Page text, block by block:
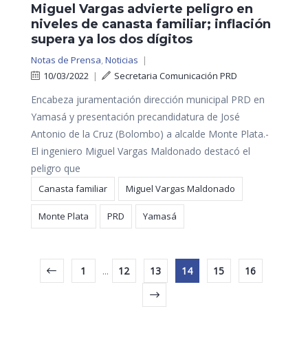
Miguel Vargas advierte peligro en
niveles de canasta familiar; inflación
supera ya los dos dígitos
Notas de Prensa,Noticias |
10/03/2022 | Secretaria Comunicación PRD
Encabeza juramentación dirección municipal PRD en
Yamasá y presentación precandidatura de José
Antonio de la Cruz (Bolombo) a alcalde Monte Plata.-
El ingeniero Miguel Vargas Maldonado destacó el
peligro que
Canasta familiar Miguel Vargas Maldonado
Monte Plata PRD Yamasá
1 ... 12 13 14 15 16